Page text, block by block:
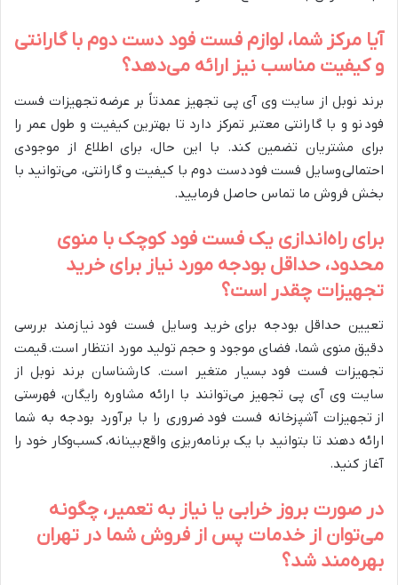
آیا مرکز شما، لوازم فست فود دست دوم با گارانتی
و کیفیت مناسب نیز ارائه می‌دهد؟
برند نوبل از سایت وی آی پی تجهیز عمدتاً بر عرضه تجهیزات فست
فود نو و با گارانتی معتبر تمرکز دارد تا بهترین کیفیت و طول عمر را
برای مشتریان تضمین کند. با این حال، برای اطلاع از موجودی
احتمالی وسایل فست فود دست دوم با کیفیت و گارانتی، می‌توانید با
بخش فروش ما تماس حاصل فرمایید.
برای راه‌اندازی یک فست فود کوچک با منوی
محدود، حداقل بودجه مورد نیاز برای خرید
تجهیزات چقدر است؟
تعیین حداقل بودجه برای خرید وسایل فست فود نیازمند بررسی
دقیق منوی شما، فضای موجود و حجم تولید مورد انتظار است. قیمت
تجهیزات فست فود بسیار متغیر است. کارشناسان برند نوبل از
سایت وی آی پی تجهیز می‌توانند با ارائه مشاوره رایگان، فهرستی
از تجهیزات آشپزخانه فست فود ضروری را با برآورد بودجه به شما
ارائه دهند تا بتوانید با یک برنامه‌ریزی واقع‌بینانه، کسب‌وکار خود را
آغاز کنید.
در صورت بروز خرابی یا نیاز به تعمیر، چگونه
می‌توان از خدمات پس از فروش شما در تهران
بهره‌مند شد؟